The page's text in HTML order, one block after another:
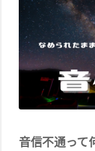
音信不通って